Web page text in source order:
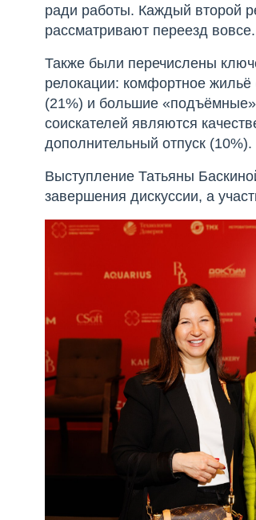
ради работы. Каждый второй
рассматривают переезд вовсе.
Также были перечислены
релокации: комфортное жильё
(21%) и большие
соискателей являются
дополнительный отпуск (10%).
Выступление Татьяны
завершения дискуссии, а